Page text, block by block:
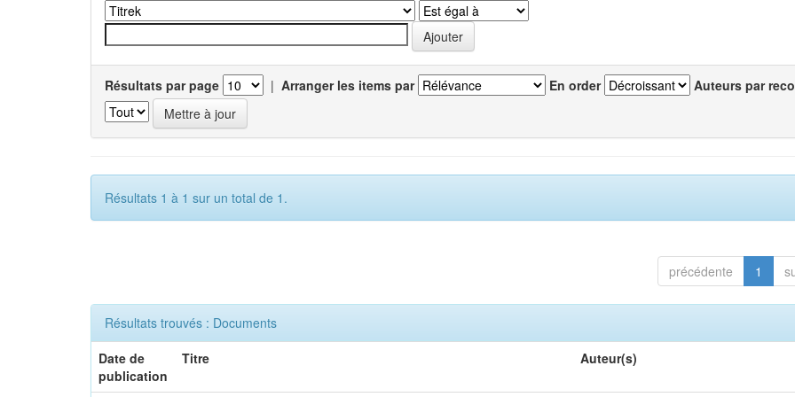
Résultats par page | Arranger les items par En order Auteurs par
Résultats 1 à 1 sur un total de 1.
précédente 1
Résultats trouvés : Documents
Date de
publication
Titre Auteur(s)